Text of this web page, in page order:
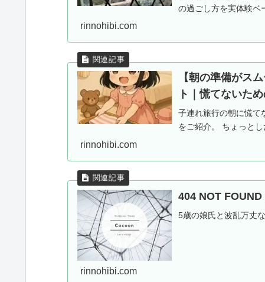
の過ごし方を実体験ベ
rinnohibi.com
【朝の準備がス
ト｜慌てないた
子連れ旅行の朝に慌て
をご紹介。 ちょっとし
rinnohibi.com
404 NOT
5歳の娘氏と波乱万丈
rinnohibi.com